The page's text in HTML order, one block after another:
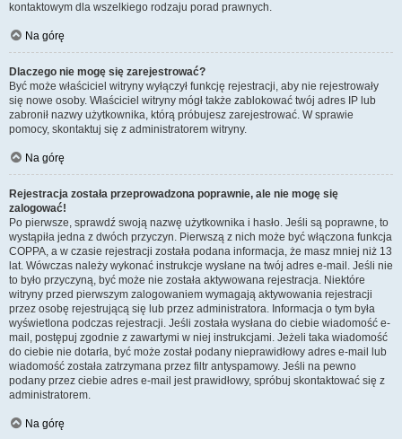
kontaktowym dla wszelkiego rodzaju porad prawnych.
Na górę
Dlaczego nie mogę się zarejestrować?
Być może właściciel witryny wyłączył funkcję rejestracji, aby nie rejestrowały
się nowe osoby. Właściciel witryny mógł także zablokować twój adres IP lub
zabronił nazwy użytkownika, którą próbujesz zarejestrować. W sprawie
pomocy, skontaktuj się z administratorem witryny.
Na górę
Rejestracja została przeprowadzona poprawnie, ale nie mogę się
zalogować!
Po pierwsze, sprawdź swoją nazwę użytkownika i hasło. Jeśli są poprawne, to
wystąpiła jedna z dwóch przyczyn. Pierwszą z nich może być włączona funkcja
COPPA, a w czasie rejestracji została podana informacja, że masz mniej niż 13
lat. Wówczas należy wykonać instrukcje wysłane na twój adres e-mail. Jeśli nie
to było przyczyną, być może nie została aktywowana rejestracja. Niektóre
witryny przed pierwszym zalogowaniem wymagają aktywowania rejestracji
przez osobę rejestrującą się lub przez administratora. Informacja o tym była
wyświetlona podczas rejestracji. Jeśli została wysłana do ciebie wiadomość e-
mail, postępuj zgodnie z zawartymi w niej instrukcjami. Jeżeli taka wiadomość
do ciebie nie dotarła, być może został podany nieprawidłowy adres e-mail lub
wiadomość została zatrzymana przez filtr antyspamowy. Jeśli na pewno
podany przez ciebie adres e-mail jest prawidłowy, spróbuj skontaktować się z
administratorem.
Na górę